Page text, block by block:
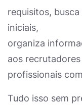
requisitos,
iniciais,
organiza
aos
profissionais
Tudo isso sem